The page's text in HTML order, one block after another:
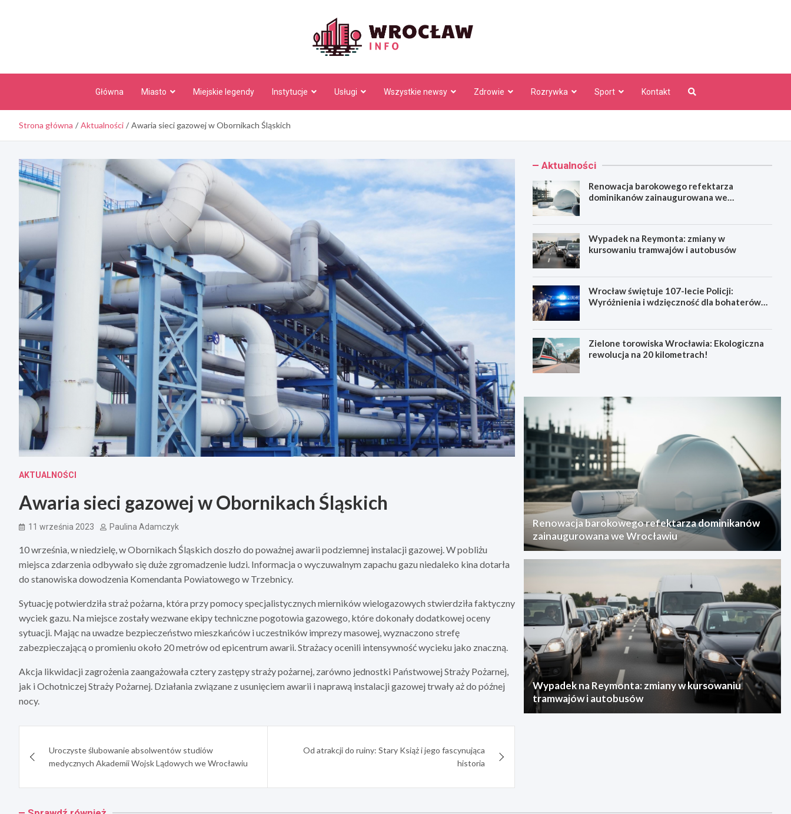
Główna Miasto Miejskie legendy Instytucje Usługi Wszystkie newsy Zdrowie Rozrywka Sport Kontakt
Strona główna Aktualności Awaria sieci gazowej w Obornikach Śląskich
AKTUALNOŚCI
Awaria sieci gazowej w Obornikach Śląskich
11 września 2023 Paulina Adamczyk
10 września, w niedzielę, w Obornikach Śląskich doszło do poważnej awarii podziemnej instalacji gazowej. W pobliżu
miejsca zdarzenia odbywało się duże zgromadzenie ludzi. Informacja o wyczuwalnym zapachu gazu niedaleko kina dotarła
do stanowiska dowodzenia Komendanta Powiatowego w Trzebnicy.
Sytuację potwierdziła straż pożarna, która przy pomocy specjalistycznych mierników wielogazowych stwierdziła faktyczny
wyciek gazu. Na miejsce zostały wezwane ekipy techniczne pogotowia gazowego, które dokonały dodatkowej oceny
sytuacji. Mając na uwadze bezpieczeństwo mieszkańców i uczestników imprezy masowej, wyznaczono strefę
zabezpieczającą o promieniu około 20 metrów od epicentrum awarii. Strażacy ocenili intensywność wycieku jako znaczną.
Akcja likwidacji zagrożenia zaangażowała cztery zastępy straży pożarnej, zarówno jednostki Państwowej Straży Pożarnej,
jak i Ochotniczej Straży Pożarnej. Działania związane z usunięciem awarii i naprawą instalacji gazowej trwały aż do późnej
nocy.
wpisuUroczyste ślubowanie absolwentów studiów
medycznych Akademii Wojsk Lądowych we Wrocławiu
Od atrakcji do ruiny: Stary Książ i jego fascynująca
historia
Aktualności
Renowacja barokowego refektarza
dominikanów zainaugurowana we
Wypadek na Reymonta: zmiany w
kursowaniu tramwajów i autobusów
Wrocław świętuje 107-lecie Policji:
Wyróżnienia i wdzięczność dla bohaterów
Zielone torowiska Wrocławia: Ekologiczna
rewolucja na 20 kilometrach!
Renowacja barokowego refektarza dominikanów
zainaugurowana we Wrocławiu
Wypadek na Reymonta: zmiany w kursowaniu
tramwajów i autobusów